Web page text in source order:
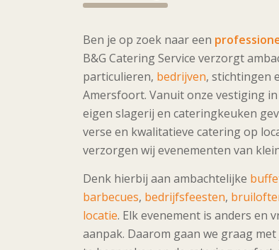
Ben je op zoek naar een
B&G Catering Service verzorgt
particulieren, bedrijven, stichtingen
Amersfoort. Vanuit onze vestiging
eigen slagerij en cateringkeuken
verse en kwalitatieve catering op
verzorgen wij evenementen van
Denk hierbij aan ambachtelijke
barbecues, bedrijfsfeesten,
locatie. Elk evenement is anders en
aanpak. Daarom gaan we graag